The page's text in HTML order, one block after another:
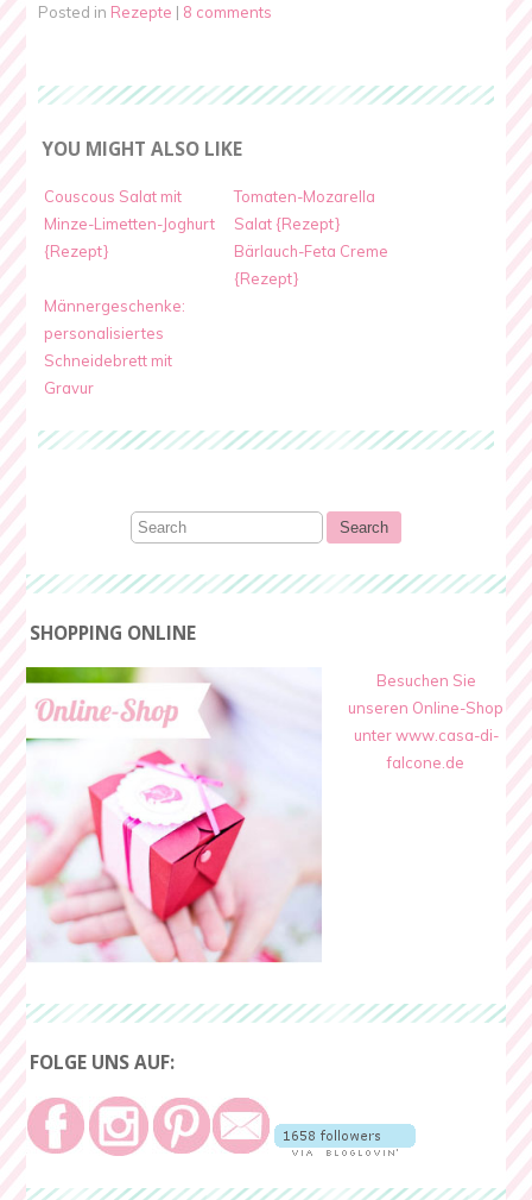
Posted in Rezepte | 8 comments
YOU MIGHT ALSO LIKE
Couscous Salat mit
Minze-Limetten-Joghurt
{Rezept}
Tomaten-Mozarella
Salat {Rezept}
Bärlauch-Feta Creme
{Rezept}
Männergeschenke:
personalisiertes
Schneidebrett mit
Gravur
SHOPPING ONLINE
Besuchen Sie
unseren Online-Shop
unter www.casa-di-
falcone.de
FOLGE UNS AUF: